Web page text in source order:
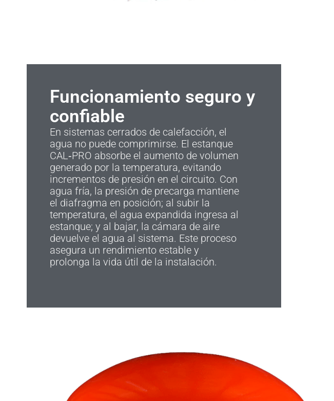
Funcionamiento seguro y
confiable
En sistemas cerrados de calefacción, el
agua no puede comprimirse. El estanque
CAL‑PRO absorbe el aumento de volumen
generado por la temperatura, evitando
incrementos de presión en el circuito. Con
agua fría, la presión de precarga mantiene
el diafragma en posición; al subir la
temperatura, el agua expandida ingresa al
estanque; y al bajar, la cámara de aire
devuelve el agua al sistema. Este proceso
asegura un rendimiento estable y
prolonga la vida útil de la instalación.